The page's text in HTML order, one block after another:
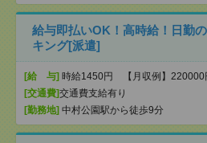
給与即払いOK！高時給！日勤
キング[派遣]
[給 与] 時給1450円 【月収例】220000
[交通費]交通費支給有り
[勤務地] 中村公園駅から徒歩9分